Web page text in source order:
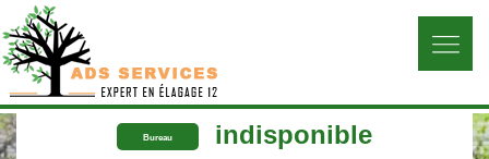
Bureau indisponible